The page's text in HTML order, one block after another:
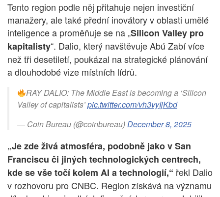
Tento region podle něj přitahuje nejen investiční
manažery, ale také přední inovátory v oblasti umělé
inteligence a proměňuje se na „Silicon Valley pro
kapitalisty“. Dalio, který navštěvuje Abú Zabí více
než tři desetiletí, poukázal na strategické plánování
a dlouhodobé vize místních lídrů.
RAY DALIO: The Middle East is becoming a ‘Silicon
Valley of capitalists’pic.twitter.com/vh3vyIjKbd
— Coin Bureau (@coinbureau)December 8, 2025
„Je zde živá atmosféra, podobně jako v San
Franciscu či jiných technologických centrech,
kde se vše točí kolem AI a technologií,“ řekl Dalio
v rozhovoru pro CNBC. Region získává na významu